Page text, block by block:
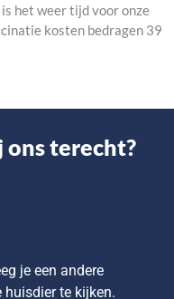
het weer tijd voor onze
kosten bedragen 39
terecht?
je een andere
huisdier te kijken.